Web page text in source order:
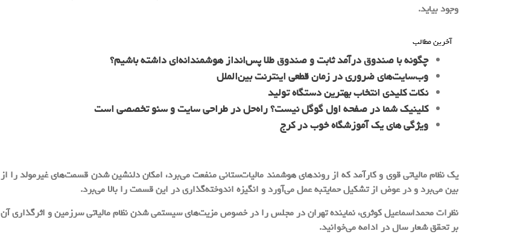
وجود بیاید.
آخرین مطالب
چگونه با صندوق درآمد ثابت و صندوق طلا پس‌انداز هوشمندانه‌ای داشته باشیم؟
وب‌سایت‌های ضروری در زمان قطعی اینترنت بین‌الملل
نکات کلیدی انتخاب بهترین دستگاه تولید
کلینیک شما در صفحه اول گوگل نیست؟ راه‌حل در طراحی سایت و سئو تخصصی است
ویژگی های یک آموزشگاه خوب در کرج
یک نظام مالیاتی قوی و کارآمد که از روندهای هوشمند مالیات‌ستانی منفعت می‌برد، امکان دلنشین شدن قسمت‌های غیرمولد را از
بین می‌برد و در عوض از تشکیل حمایتبه عمل می‌آورد و انگیزه اندوخته‌گذاری در این قسمت را بالا می‌برد.
نظرات محمداسماعیل کوثری، نماینده تهران در مجلس را در خصوص مزیت‌های سیستمی شدن نظام مالیاتی سرزمین و اثرگذاری آن
بر تحقق شعار سال در ادامه می‌خوانید.